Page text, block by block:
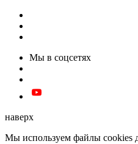
Мы в соцсетях
наверх
Мы используем файлы cookies